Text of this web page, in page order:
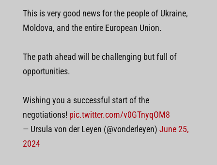
This is very good news for the people of Ukraine,
Moldova, and the entire European Union.
The path ahead will be challenging but full of
opportunities.
Wishing you a successful start of the
negotiations! pic.twitter.com/v0GTnyqOM8
— Ursula von der Leyen (@vonderleyen) June 25,
2024